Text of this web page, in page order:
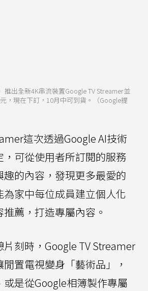
推出全新4K串流裝置Google TV Streamer並
，現在下訂，10月中可到貨。（Google提
這次透過Google AI技術
可從使用者所訂閱的服務
的內容，發現更多最愛的
家中每位成員建立個人化
薦，打造專屬內容。
刻時，Google TV Streamer
置電視變身「藝術品」，
是從Google相簿製作專屬